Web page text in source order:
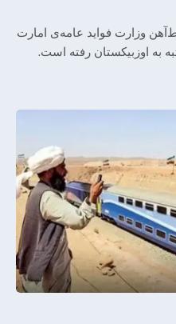
وزارت فواید عامه‌ی امارت
به اوزبیکستان رفته است.